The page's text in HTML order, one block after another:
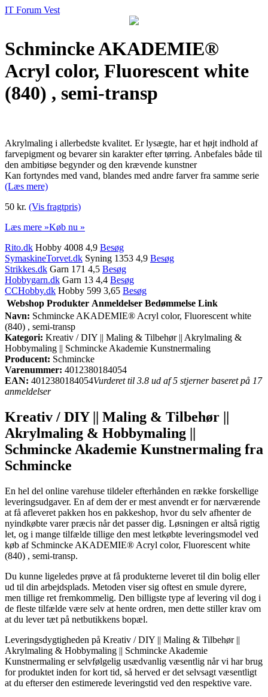
IT Forum Vest
Schmincke AKADEMIE®
Acryl color, Fluorescent white
(840) , semi-transp
Akrylmaling i allerbedste kvalitet. Er lysægte, har et højt indhold af
farvepigment og bevarer sin karakter efter tørring. Anbefales både til
den ambitiøse begynder og den krævende kunstner
Kan fortyndes med vand, blandes med andre farver fra samme serie
(Læs mere)
50 kr. (Vis fragtpris)
Læs mere »Køb nu »
Rito.dk Hobby 4008 4,9 Besøg
SymaskineTorvet.dk Syning 1353 4,9 Besøg
Strikkes.dk Garn 171 4,5 Besøg
Hobbygarn.dk Garn 13 4,4 Besøg
CCHobby.dk Hobby 599 3,65 Besøg
Webshop Produkter Anmeldelser Bedømmelse Link
Navn: Schmincke AKADEMIE® Acryl color, Fluorescent white
(840) , semi-transp
Kategori: Kreativ / DIY || Maling & Tilbehør || Akrylmaling &
Hobbymaling || Schmincke Akademie Kunstnermaling
Producent: Schmincke
Varenummer: 4012380184054
EAN: 4012380184054Vurderet til 3.8 ud af 5 stjerner baseret på 17
anmeldelser
Kreativ / DIY || Maling & Tilbehør ||
Akrylmaling & Hobbymaling ||
Schmincke Akademie Kunstnermaling fra
Schmincke
En hel del online varehuse tildeler efterhånden en række forskellige
leveringsudgaver. En af dem der er mest anvendt er for nærværende
at få afleveret pakken hos en pakkeshop, hvor du selv afhenter de
nyindkøbte varer præcis når det passer dig. Løsningen er altså rigtig
let, og i mange tilfælde tillige den mest letkøbte leveringsmodel ved
køb af Schmincke AKADEMIE® Acryl color, Fluorescent white
(840) , semi-transp.
Du kunne ligeledes prøve at få produkterne leveret til din bolig eller
ud til din arbejdsplads. Metoden viser sig oftest en smule dyrere,
men tillige ret fremkommelig. Den billigste type af levering vil dog i
de fleste tilfælde være selv at hente ordren, men dette stiller krav om
at du lever tæt på netbutikkens bopæl.
Leveringsdygtigheden på Kreativ / DIY || Maling & Tilbehør ||
Akrylmaling & Hobbymaling || Schmincke Akademie
Kunstnermaling er selvfølgelig usædvanlig væsentlig når vi har brug
for produktet inden for kort tid, så herved er det selvsagt væsentligt
at du efterser den estimerede leveringstid ved den respektive vare.